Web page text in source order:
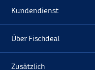
Kundendienst
Über Fischdeal
Zusätzlich